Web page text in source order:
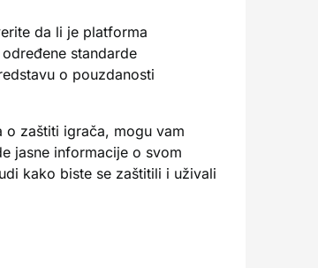
da li je platforma
standarde
o pouzdanosti
zaštiti igrača, mogu vam
jasne informacije o svom
kako biste se zaštitili i uživali